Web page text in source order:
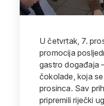
U četvrtak, 7.
promocija
gastro događaja
čokolade, koja
prosinca. Sav
pripremili riječki